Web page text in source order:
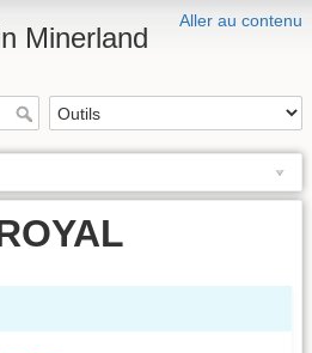
Aller au contenu
Minerland